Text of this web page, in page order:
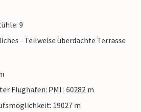
9
- Teilweise überdachte Terrasse
Flughafen: PMI : 60282 m
19027 m